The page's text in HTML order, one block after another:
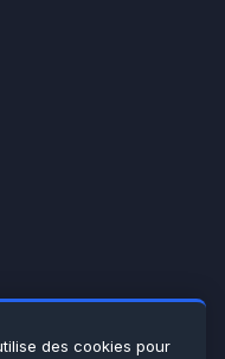
des cookies pour